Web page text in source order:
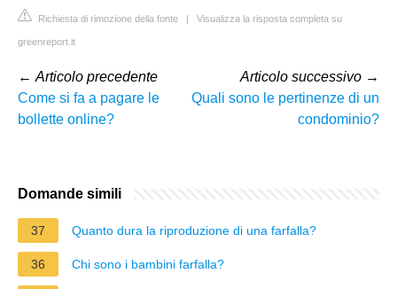
Richiesta di rimozione della fonte | Visualizza la risposta completa su
greenreport.it
← Articolo precedente
Come si fa a pagare le
bollette online?
Articolo successivo →
Quali sono le pertinenze di un
condominio?
Domande simili
37 Quanto dura la riproduzione di una farfalla?
36 Chi sono i bambini farfalla?